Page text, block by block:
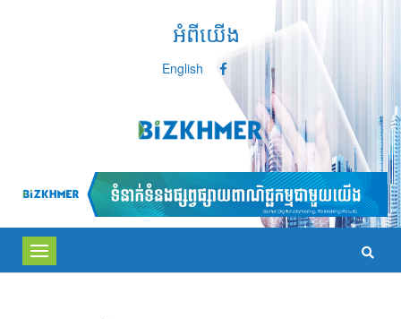
អំពីយើង
English
Toggle
navigation